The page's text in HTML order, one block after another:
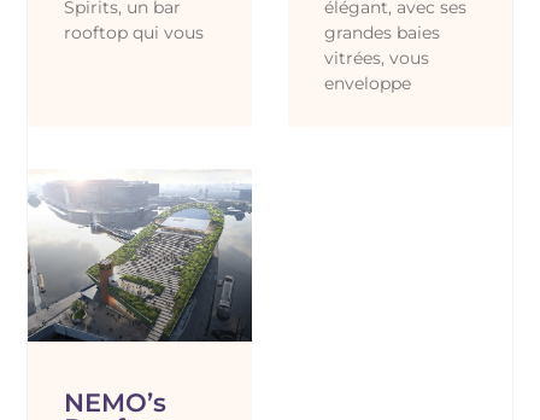
Spirits, un bar
rooftop qui vous
élégant, avec ses
grandes baies
vitrées, vous
enveloppe
NEMO’s